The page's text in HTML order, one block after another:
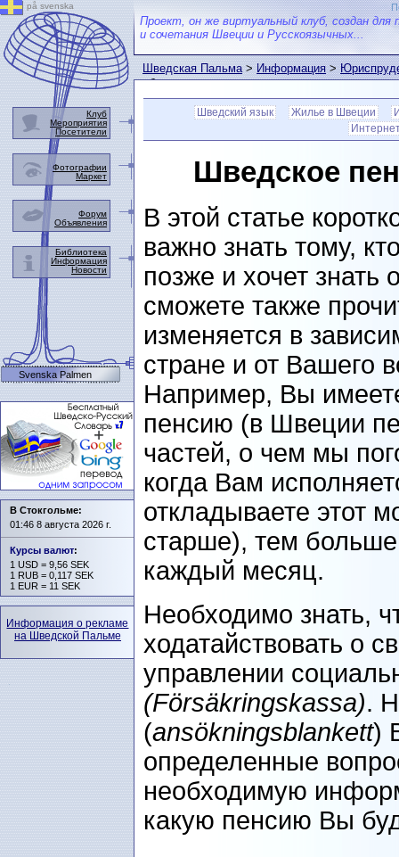
Проект, он же виртуальный клуб, создан для
и сочетания Швеции и Русскоязычных...
Шведская Пальма>Информация>
обеспечение
Шведский язык Жилье в Швеции
Шведское
В этой статье
важно знать тому,
позже и хочет
сможете также
изменяется в
стране и от Вашего
Например, Вы
пенсию (в Швеции
частей, о чем мы
когда Вам
откладываете этот
старше), тем
каждый месяц.
Необходимо знать,
ходатайствовать о
управлении
(Försäkringskassa).
(ansökningsblankett)
определенные
необходимую
какую пенсию Вы
på svenska
Клуб
Мероприятия
Посетители
Фотографии
Маркет
Форум
Объявления
Библиотека
Информация
Новости
Svenska Palmen
В Стокгольме:
01:46 8 августа 2026 г.
Курсы валют:
1 USD = 9,56 SEK
1 RUB = 0,117 SEK
1 EUR = 11 SEK
Информация о рекламе
на Шведской Пальме